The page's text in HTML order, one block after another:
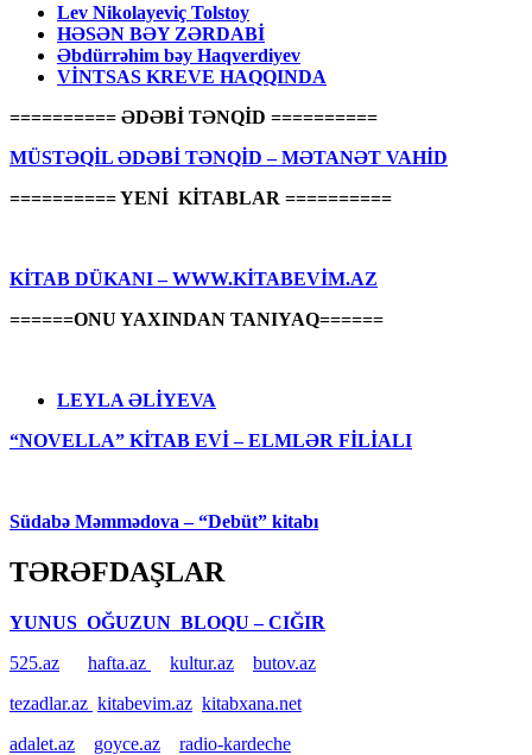
Lev Nikolayeviç Tolstoy
HƏSƏN BƏY ZƏRDABİ
Əbdürrəhim bəy Haqverdiyev
VİNTSAS KREVE HAQQINDA
========== ƏDƏBİ TƏNQİD ==========
MÜSTƏQİL ƏDƏBİ TƏNQİD – MƏTANƏT VAHİD
========== YENİ KİTABLAR ==========
KİTAB DÜKANI – WWW.KİTABEVİM.AZ
======ONU YAXINDAN TANIYAQ======
LEYLA ƏLİYEVA
“NOVELLA” KİTAB EVİ – ELMLƏR FİLİALI
Südabə Məmmədova – “Debüt” kitabı
TƏRƏFDAŞLAR
YUNUS OĞUZUN BLOQU – CIĞIR
525.az
hafta.az kultur.az
butov.az
tezadlar.az kitabevim.az kitabxana.net
adalet.az
goyce.az
radio-kardeche